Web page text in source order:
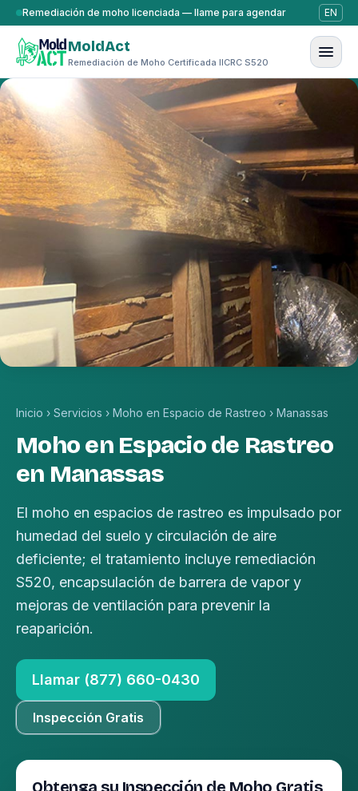
Saltar al contenido
Remediación de moho licenciada — llame para agendar EN
MoldAct
Remediación de Moho Certificada IICRC S520
Inicio › Servicios › Moho en Espacio de Rastreo › Manassas
Moho en Espacio de Rastreo
en Manassas
El moho en espacios de rastreo es impulsado por
humedad del suelo y circulación de aire
deficiente; el tratamiento incluye remediación
S520, encapsulación de barrera de vapor y
mejoras de ventilación para prevenir la
reaparición.
Llamar (877) 660-0430
Inspección Gratis